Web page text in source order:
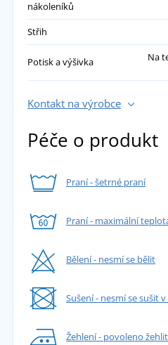
nákoleníků
Střih
Potisk a výšivka
Na
Kontakt na výrobce
Péče o produkt
Praní - šetrné praní
Praní - maximální
Bělení - nesmí se bělit
Sušení - nesmí se sušit
Žehlení - povoleno